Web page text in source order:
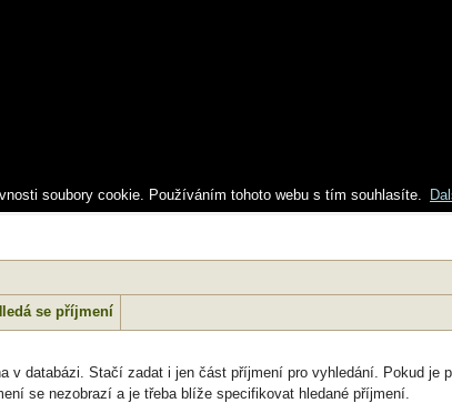
soubory cookie. Používáním tohoto webu s tím souhlasíte.
se příjmení
v databázi. Stačí zadat i jen část příjmení pro vyhledání. Pokud je
se nezobrazí a je třeba blíže specifikovat hledané příjmení.